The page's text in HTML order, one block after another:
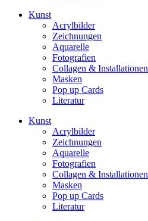
Kunst
Acrylbilder
Zeichnungen
Aquarelle
Fotografien
Collagen & Installationen
Masken
Pop up Cards
Literatur
Kunst
Acrylbilder
Zeichnungen
Aquarelle
Fotografien
Collagen & Installationen
Masken
Pop up Cards
Literatur